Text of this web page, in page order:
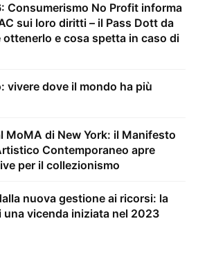
Consumerismo No Profit informa
sui loro diritti – il Pass Dott da
e cosa spetta in caso di
vivere dove il mondo ha più
MoMA di New York: il Manifesto
Contemporaneo apre
per il collezionismo
nuova gestione ai ricorsi: la
vicenda iniziata nel 2023